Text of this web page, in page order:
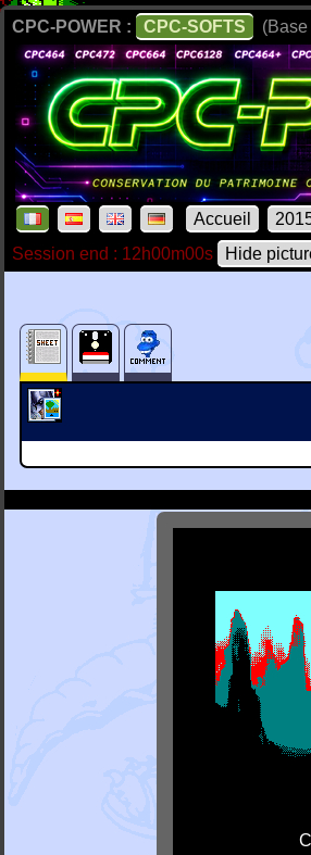
CPC-POWER : CPC-SOFTS
Accueil
Session end : 12h00m00s
Hide